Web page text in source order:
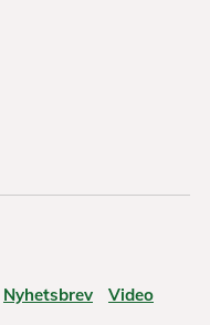
Nyhetsbrev Video